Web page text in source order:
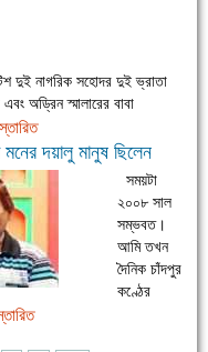
দুই নাগরিক সহোদর দুই ভ্রাতা
এবং অড্রিন স্মালারের বাবা
দয়ালু মানুষ ছিলেন
সময়টা
২০০৮ সাল
সম্ভবত।
আমি তখন
দৈনিক চাঁদপুর
কণ্ঠের